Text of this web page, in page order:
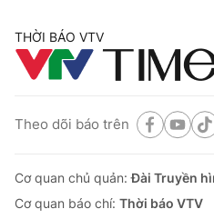
THỜI BÁO VTV
Theo dõi báo trên
Cơ quan chủ quản:Đài Truyền
Cơ quan báo chí: Thời báo VTV